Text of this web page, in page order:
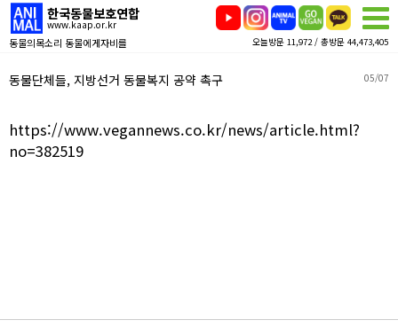
한국동물보호연합
www.kaap.or.kr
동물의목소리 동물에게자비를 오늘방문 11,972 / 총방문 44,473,405
동물단체들, 지방선거 동물복지 공약 촉구 05/07
https://www.vegannews.co.kr/news/article.html?
no=382519